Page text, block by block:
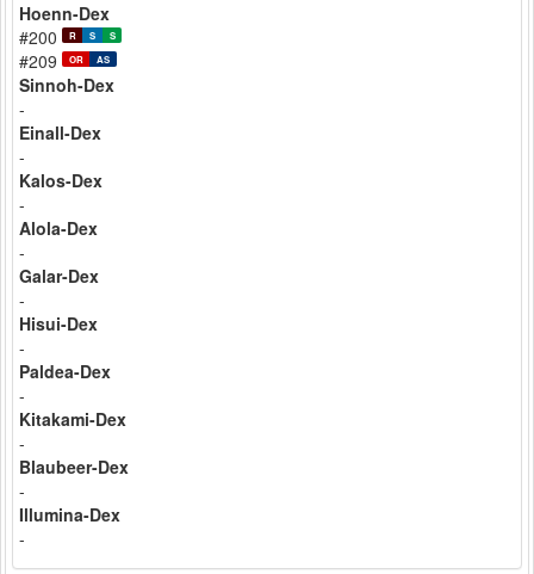
Hoenn-Dex
#200
R S S
#209 OR AS
Sinnoh-Dex
-
Einall-Dex
-
Kalos-Dex
-
Alola-Dex
-
Galar-Dex
-
Hisui-Dex
-
Paldea-Dex
-
Kitakami-Dex
-
Blaubeer-Dex
-
Illumina-Dex
-